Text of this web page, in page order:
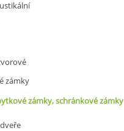
zámky
zámky, schránkové zámky